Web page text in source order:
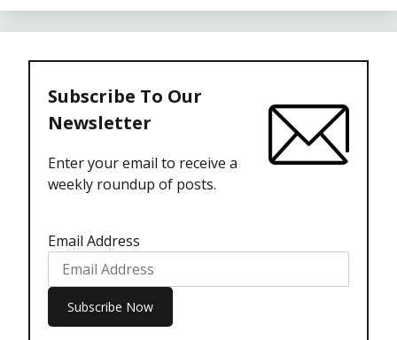
Subscribe To Our
Newsletter
Enter your email to receive a
weekly roundup of posts.
Email Address